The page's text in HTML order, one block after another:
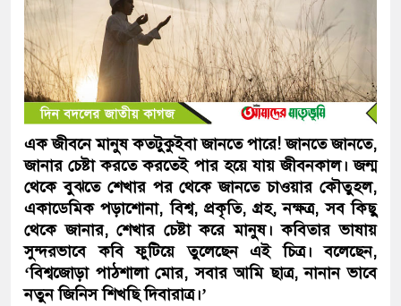
এক জীবনে মানুষ কতটুকুইবা জানতে পারে! জানতে জানতে,
জানার চেষ্টা করতে করতেই পার হয়ে যায় জীবনকাল। জন্ম
থেকে বুঝতে শেখার পর থেকে জানতে চাওয়ার কৌতুহল,
একাডেমিক পড়াশোনা, বিশ্ব, প্রকৃতি, গ্রহ, নক্ষত্র, সব কিছু
থেকে জানার, শেখার চেষ্টা করে মানুষ। কবিতার ভাষায়
সুন্দরভাবে কবি ফুটিয়ে তুলেছেন এই চিত্র। বলেছেন,
‘বিশ্বজোড়া পাঠশালা মোর, সবার আমি ছাত্র, নানান ভাবে
নতুন জিনিস শিখছি দিবারাত্র।’